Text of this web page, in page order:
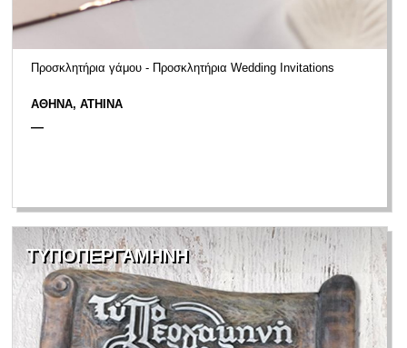
Προσκλητήρια γάμου - Προσκλητήρια Wedding Invitations
ΑΘΗΝΑ, ATHINA
—
ΤΥΠΟΠΕΡΓΑΜΗΝΗ